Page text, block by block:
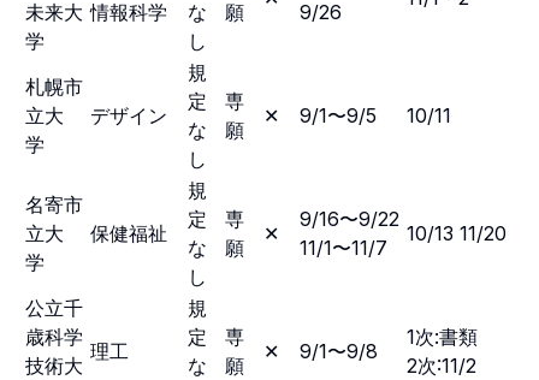
未来大
学
情報科学
な
し
願
9/26
札幌市
立大
学
デザイン
規
定
な
し
専
願
✕ 9/1〜9/5 10/11
名寄市
立大
学
保健福祉
規
定
な
し
専
願
✕
9/16〜9/22
11/1〜11/7
10/13 11/20
公立千
歳科学
技術大
理工
規
定
な
専
願
✕ 9/1〜9/8
1次:書類
2次:11/2